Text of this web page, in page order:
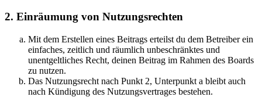
2. Einräumung von Nutzungsrechten
Mit dem Erstellen eines Beitrags erteilst du dem Betreiber ein
einfaches, zeitlich und räumlich unbeschränktes und
unentgeltliches Recht, deinen Beitrag im Rahmen des Boards
zu nutzen.
Das Nutzungsrecht nach Punkt 2, Unterpunkt a bleibt auch
nach Kündigung des Nutzungsvertrages bestehen.